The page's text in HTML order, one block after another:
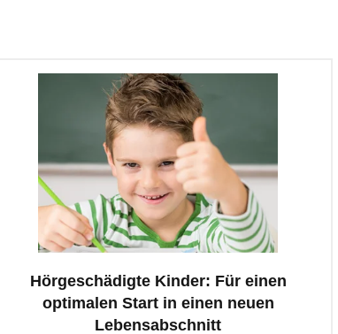
Hörgeschädigte Kinder: Für einen
optimalen Start in einen neuen
Lebensabschnitt